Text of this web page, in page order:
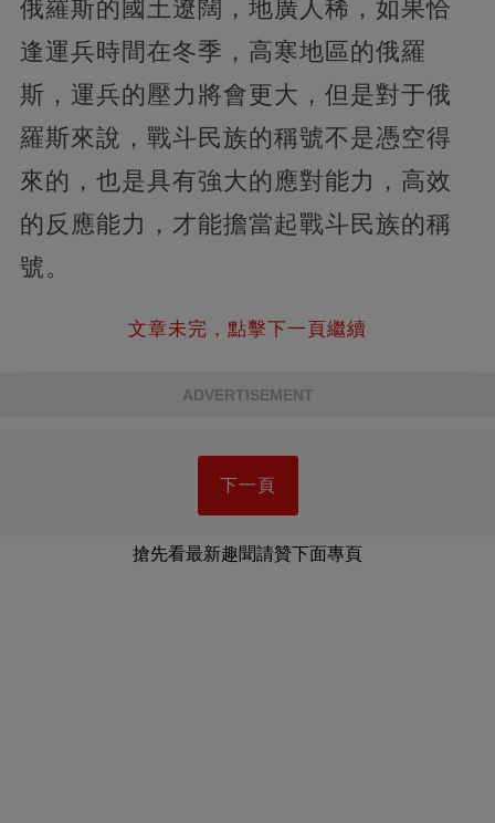
俄羅斯的國土遼闊，地廣人稀，如果恰
逢運兵時間在冬季，高寒地區的俄羅
斯，運兵的壓力將會更大，但是對于俄
羅斯來說，戰斗民族的稱號不是憑空得
來的，也是具有強大的應對能力，高效
的反應能力，才能擔當起戰斗民族的稱
號。
文章未完，點擊下一頁繼續
ADVERTISEMENT
下一頁
搶先看最新趣聞請贊下面專頁